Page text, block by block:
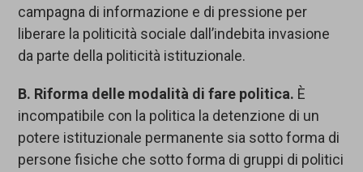
campagna di informazione e di pressione per
liberare la politicità sociale dall’indebita invasione
da parte della politicità istituzionale.
B. Riforma delle modalità di fare politica. È
incompatibile con la politica la detenzione di un
potere istituzionale permanente sia sotto forma di
persone fisiche che sotto forma di gruppi di politici